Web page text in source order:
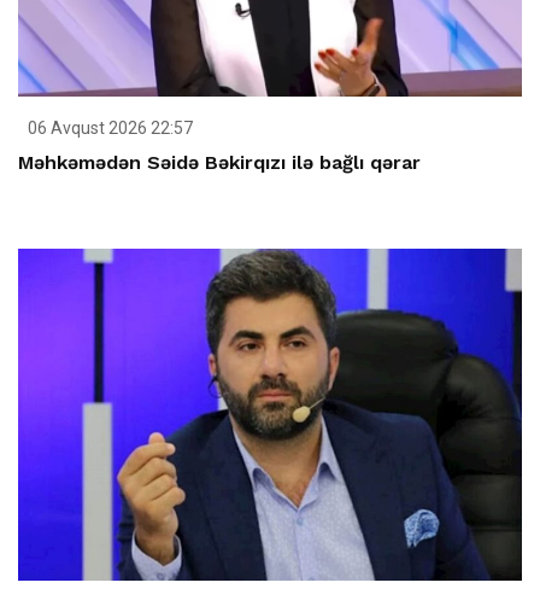
06 Avqust 2026 22:57
Məhkəmədən Səidə Bəkirqızı ilə bağlı qərar